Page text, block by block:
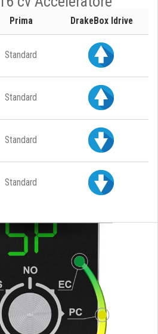
Prima DrakeBox Idrive
Standard
Standard
Standard
Standard